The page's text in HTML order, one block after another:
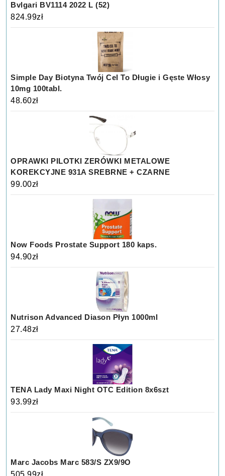
Bvlgari BV1114 2022 L (52)
824.99zł
Simple Day Biotyna Twój Cel To Długie i Gęste Włosy
10mg 100tabl.
48.60zł
OPRAWKI PILOTKI ZERÓWKI METALOWE
KOREKCYJNE 931A SREBRNE + CZARNE
99.00zł
Now Foods Prostate Support 180 kaps.
94.90zł
Nutrison Advanced Diason Płyn 1000ml
27.48zł
TENA Lady Maxi Night OTC Edition 8x6szt
93.99zł
Marc Jacobs Marc 583/S ZX9/9O